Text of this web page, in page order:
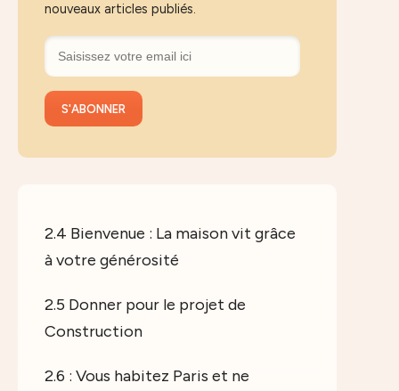
nouveaux articles publiés.
2.4 Bienvenue : La maison vit grâce
à votre générosité
2.5 Donner pour le projet de
Construction
2.6 : Vous habitez Paris et ne